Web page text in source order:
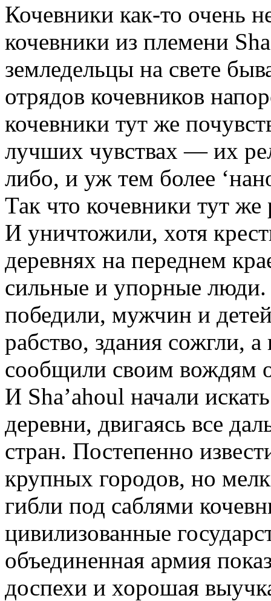
Кочевники как-то очень
кочевники из племени
земледельцы на свете
отрядов кочевников
кочевники тут же
лучших чувствах — их
либо, и уж тем более
Так что кочевники тут
И уничтожили, хотя
деревнях на переднем
сильные и упорные люди.
победили, мужчин и
рабство, здания сожгли,
сообщили своим вождям
И Sha’ahoul начали
деревни, двигаясь все
стран. Постепенно
крупных городов, но
гибли под саблями
цивилизованные
объединенная армия
доспехи и хорошая